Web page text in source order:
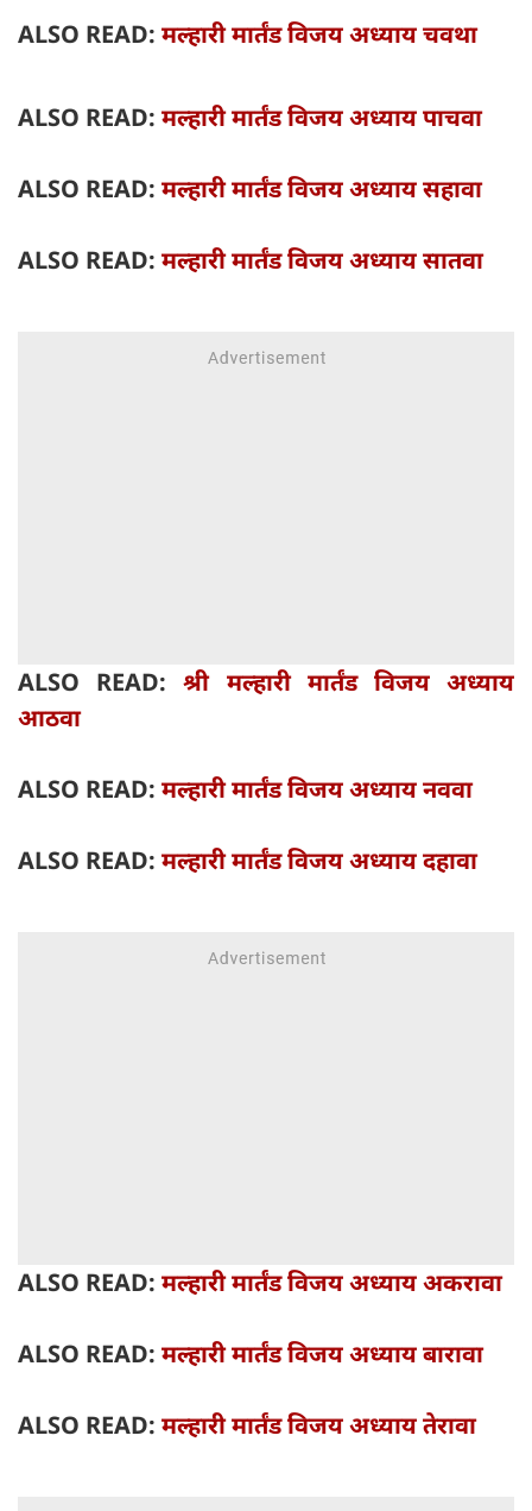
ALSO READ: मल्हारी मार्तंड विजय अध्याय चवथा
ALSO READ: मल्हारी मार्तंड विजय अध्याय पाचवा
ALSO READ: मल्हारी मार्तंड विजय अध्याय सहावा
ALSO READ: मल्हारी मार्तंड विजय अध्याय सातवा
ALSO READ:श्री मल्हारी मार्तंड विजय अध्याय
आठवा
ALSO READ: मल्हारी मार्तंड विजय अध्याय नववा
ALSO READ: मल्हारी मार्तंड विजय अध्याय दहावा
ALSO READ: मल्हारी मार्तंड विजय अध्याय अकरावा
ALSO READ: मल्हारी मार्तंड विजय अध्याय बारावा
ALSO READ: मल्हारी मार्तंड विजय अध्याय तेरावा